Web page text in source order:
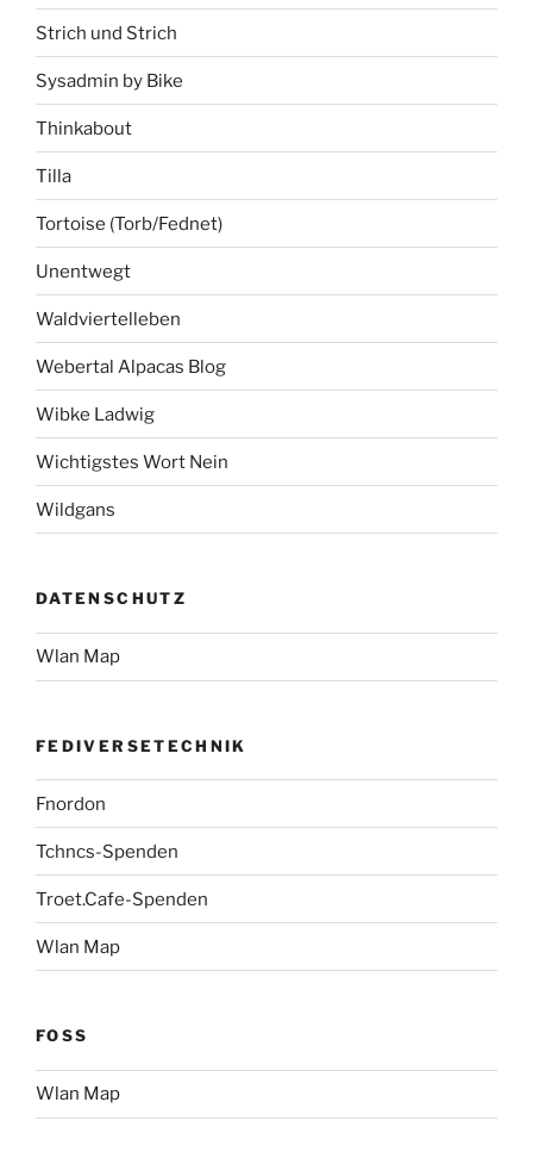
Strich und Strich
Sysadmin by Bike
Thinkabout
Tilla
Tortoise (Torb/Fednet)
Unentwegt
Waldviertelleben
Webertal Alpacas Blog
Wibke Ladwig
Wichtigstes Wort Nein
Wildgans
DATENSCHUTZ
Wlan Map
FEDIVERSETECHNIK
Fnordon
Tchncs-Spenden
Troet.Cafe-Spenden
Wlan Map
FOSS
Wlan Map